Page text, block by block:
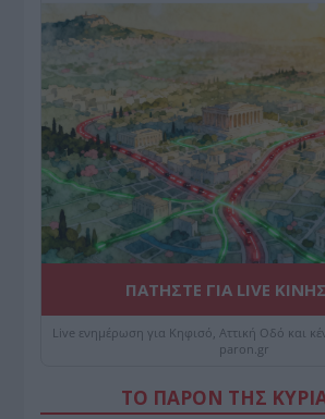
ΠΑΤΗΣΤΕ ΓΙΑ LIVE
Live ενημέρωση για Κηφισό, Αττική Οδό και
paron.gr
ΤΟ ΠΑΡΟΝ ΤΗΣ